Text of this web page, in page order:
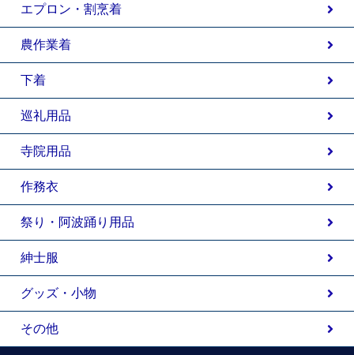
エプロン・割烹着
農作業着
下着
巡礼用品
寺院用品
作務衣
祭り・阿波踊り用品
紳士服
グッズ・小物
その他